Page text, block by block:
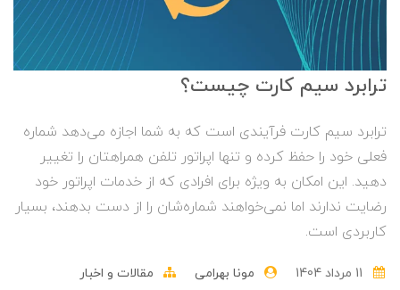
ترابرد سیم کارت چیست؟
ترابرد سیم کارت فرآیندی است که به شما اجازه می‌دهد شماره
فعلی خود را حفظ کرده و تنها اپراتور تلفن همراهتان را تغییر
دهید. این امکان به ‌ویژه برای افرادی که از خدمات اپراتور خود
رضایت ندارند اما نمی‌خواهند شماره‌شان را از دست بدهند، بسیار
کاربردی است.
مونا بهرامی مقالات و اخبار